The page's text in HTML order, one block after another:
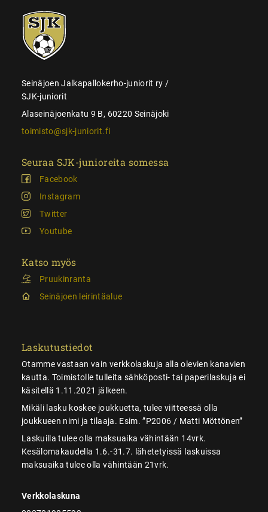
SJK-
juniorit
Seinäjoen Jalkapallokerho-juniorit ry /
SJK-juniorit
Alaseinäjoenkatu 9 B, 60220 Seinäjoki
toimisto@sjk-juniorit.fi
Seuraa SJK-junioreita somessa
Facebook
Instagram
Twitter
Youtube
Katso myös
Pruukinranta
Seinäjoen leirintäalue
Laskutustiedot
Otamme vastaan vain verkkolaskuja alla olevien kanavien
kautta. Toimistolle tulleita sähköposti- tai paperilaskuja ei
käsitellä 1.11.2021 jälkeen.
Mikäli lasku koskee joukkuetta, tulee viitteessä olla
joukkueen nimi ja tilaaja. Esim. ”P2006 / Matti Möttönen”
Laskuilla tulee olla maksuaika vähintään 14vrk.
Kesälomakaudella 1.6.-31.7. lähetetyissä laskuissa
maksuaika tulee olla vähintään 21vrk.
Verkkolaskuna